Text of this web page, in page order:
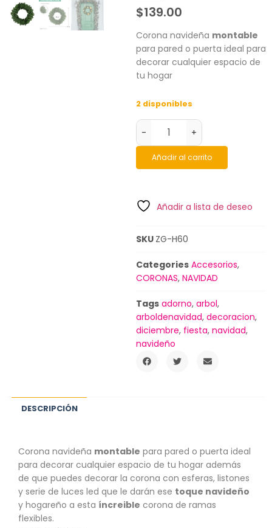
$139.00
Corona navideña montable
para pared o puerta ideal para
decorar cualquier espacio de
tu hogar
2 disponibles
- +
Añadir al carrito
Añadir a lista de deseo
SKU ZG-H60
Categories Accesorios,
CORONAS, NAVIDAD
Tags adorno, arbol,
arboldenavidad, decoracion,
diciembre, fiesta, navidad,
navideño
DESCRIPCIÓN
Corona navideña montable para pared o puerta ideal
para decorar cualquier espacio de tu hogar además
de que puedes decorar la corona con esferas, listones
y serie de luces led que le darán ese toque navideño
y hogareño a esta íncreible corona de ramas
flexibles.